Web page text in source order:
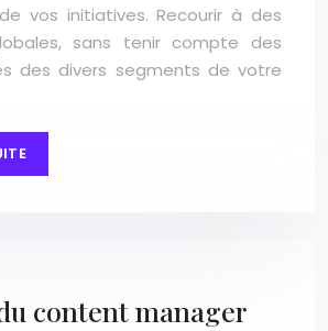
vos initiatives. Recourir à des
sans tenir compte des
des divers segments de votre
content manager